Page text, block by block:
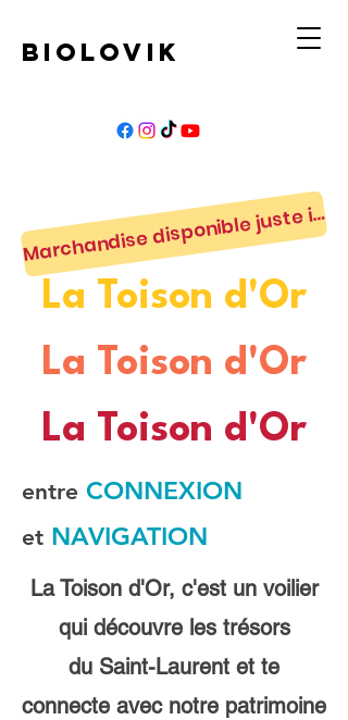
BIOLOVIK
M
archandise disponible juste ici
La Toison d'Or
La Toison d'Or
La Toison d'Or
entre CONNEXION
et NAVIGATION
La Toison d'Or, c'est un voilier
qui découvre les trésors
du Saint-Laurent et te
connecte avec notre patrimoine